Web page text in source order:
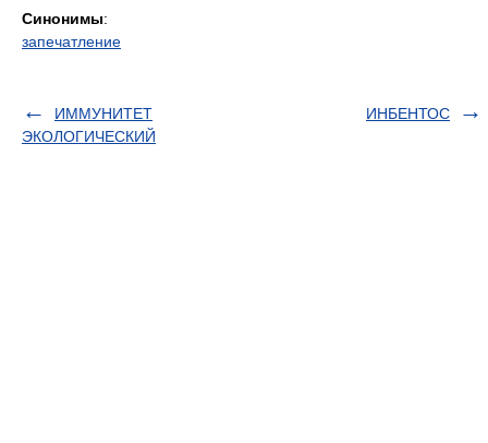
Синонимы:
запечатление
ИММУНИТЕТ
ЭКОЛОГИЧЕСКИЙ
ИНБЕНТОС